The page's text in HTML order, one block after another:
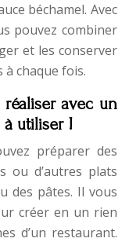
béchamel. Avec
pouvez combiner
et les conserver
chaque fois.
avec un
à utiliser !
préparer des
ou d’autres plats
des pâtes. Il vous
créer en un rien
d’un restaurant.